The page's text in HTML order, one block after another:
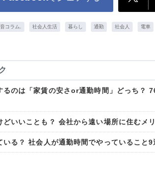
コラム. 社会人生活 暮らし 通勤 社会人 電車
るのは「家賃の安さor通勤時間」どっち？
どいいことも？ 会社から遠い場所に住むメ
いる？ 社会人が通勤時間でやっていること9